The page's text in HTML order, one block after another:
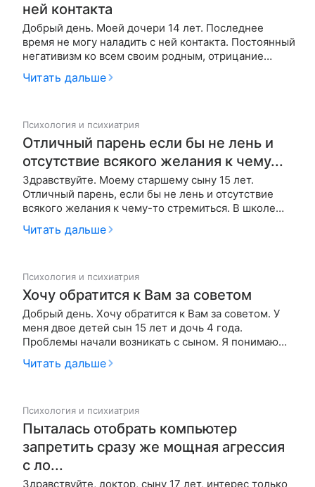
ней контакта
Добрый день. Моей дочери 14 лет. Последнее
время не могу наладить с ней контакта. Постоянный
негативизм ко всем своим родным, отрицание
каждого моего слова. На все мои просьбы не
откликается. Учиться не хочет, постоянно грубит.
Читать дальше
Психология и психиатрия
Отличный парень если бы не лень и
отсутствие всякого желания к чему...
Здравствуйте. Моему старшему сыну 15 лет.
Отличный парень, если бы не лень и отсутствие
всякого желания к чему-то стремиться. В школе
еле-еле перетаксивают его из класса в класс. И
если бы причиной этому была умственная
Читать дальше
Психология и психиатрия
Хочу обратится к Вам за советом
Добрый день. Хочу обратится к Вам за советом. У
меня двое детей сын 15 лет и дочь 4 года.
Проблемы начали возникать с сыном. Я понимаю
что переходный возраст, но я не хочу чтоб он
отражался на учебе. Сын почему то начал
Читать дальше
Психология и психиатрия
Пыталась отобрать компьютер
запретить сразу же мощная агрессия
с ло...
Здравствуйте, доктор, сыну 17 лет, интерес только